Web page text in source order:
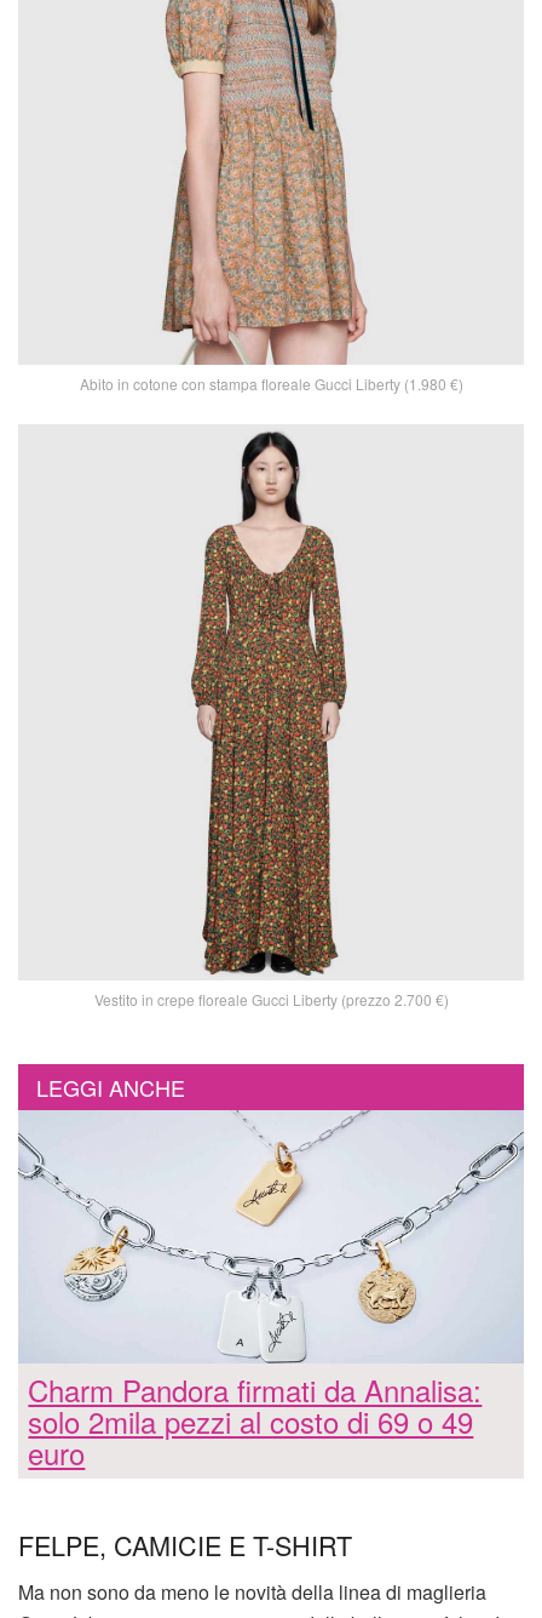
Abito in cotone con stampa floreale Gucci Liberty (1.980 €)
Vestito in crepe floreale Gucci Liberty (prezzo 2.700 €)
LEGGI ANCHE
Charm Pandora firmati da Annalisa:
solo 2mila pezzi al costo di 69 o 49
euro
FELPE, CAMICIE E T-SHIRT
Ma non sono da meno le novità della linea di maglieria